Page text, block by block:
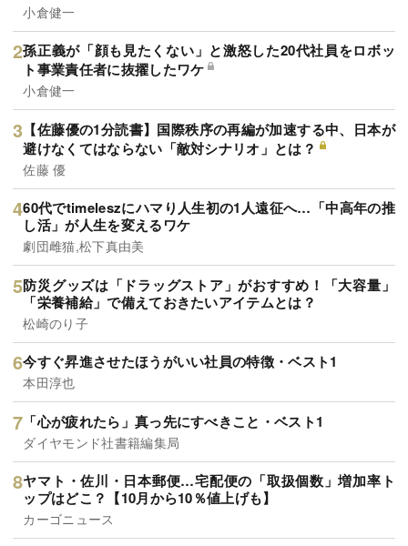
小倉健一
孫正義が「顔も見たくない」と激怒した20代社員をロボッ
ト事業責任者に抜擢したワケ
小倉健一
【佐藤優の1分読書】国際秩序の再編が加速する中、日本が
避けなくてはならない「敵対シナリオ」とは？
佐藤 優
60代でtimeleszにハマり人生初の1人遠征へ…「中高年の推
し活」が人生を変えるワケ
劇団雌猫,松下真由美
防災グッズは「ドラッグストア」がおすすめ！「大容量」
「栄養補給」で備えておきたいアイテムとは？
松崎のり子
今すぐ昇進させたほうがいい社員の特徴・ベスト1
本田淳也
「心が疲れたら」真っ先にすべきこと・ベスト1
ダイヤモンド社書籍編集局
ヤマト・佐川・日本郵便…宅配便の「取扱個数」増加率ト
ップはどこ？【10月から10％値上げも】
カーゴニュース